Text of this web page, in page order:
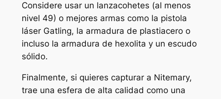
Considere usar un lanzacohetes (al menos
nivel 49) o mejores armas como la pistola
láser Gatling, la armadura de plastiacero o
incluso la armadura de hexolita y un escudo
sólido.
Finalmente, si quieres capturar a Nitemary,
trae una esfera de alta calidad como una